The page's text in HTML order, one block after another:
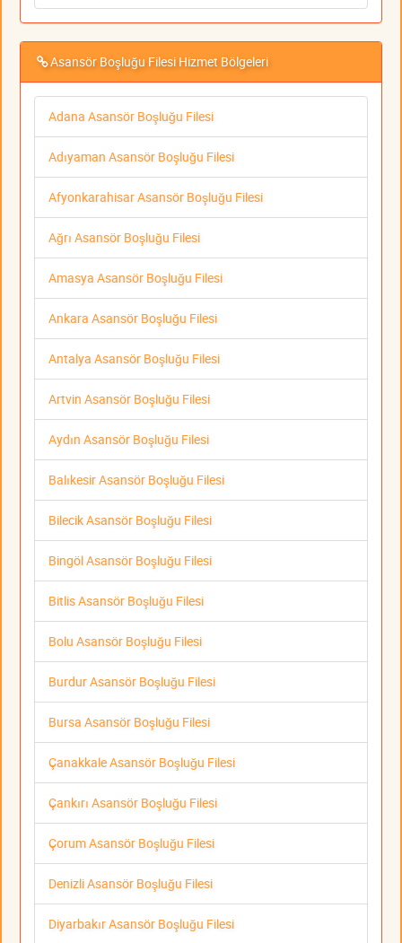
Asansör Boşluğu Filesi Hizmet Bölgeleri
Adana Asansör Boşluğu Filesi
Adıyaman Asansör Boşluğu Filesi
Afyonkarahisar Asansör Boşluğu Filesi
Ağrı Asansör Boşluğu Filesi
Amasya Asansör Boşluğu Filesi
Ankara Asansör Boşluğu Filesi
Antalya Asansör Boşluğu Filesi
Artvin Asansör Boşluğu Filesi
Aydın Asansör Boşluğu Filesi
Balıkesir Asansör Boşluğu Filesi
Bilecik Asansör Boşluğu Filesi
Bingöl Asansör Boşluğu Filesi
Bitlis Asansör Boşluğu Filesi
Bolu Asansör Boşluğu Filesi
Burdur Asansör Boşluğu Filesi
Bursa Asansör Boşluğu Filesi
Çanakkale Asansör Boşluğu Filesi
Çankırı Asansör Boşluğu Filesi
Çorum Asansör Boşluğu Filesi
Denizli Asansör Boşluğu Filesi
Diyarbakır Asansör Boşluğu Filesi